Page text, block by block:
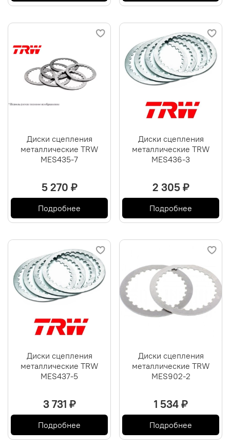
Диски сцепления
металлические TRW
MES435-7
5 270 ₽
Подробнее
Диски сцепления
металлические TRW
MES436-3
2 305 ₽
Подробнее
Диски сцепления
металлические TRW
MES437-5
3 731 ₽
Подробнее
Диски сцепления
металлические TRW
MES902-2
1 534 ₽
Подробнее